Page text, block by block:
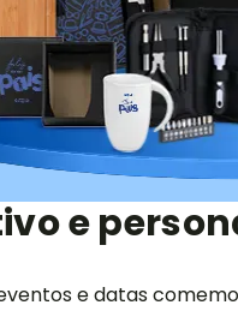
e
e datas